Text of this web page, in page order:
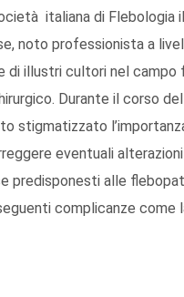
italiana di Flebologia
noto professionista a
di illustri cultori nel campo
Durante il corso
stigmatizzato
eventuali
predisponesti alle
complicanze come